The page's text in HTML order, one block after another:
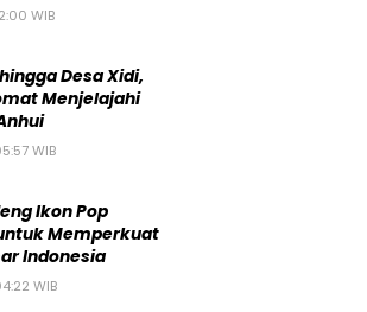
WIB
Desa Xidi,
Menjelajahi
WIB
Ikon Pop
Memperkuat
Indonesia
WIB